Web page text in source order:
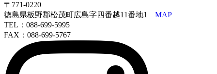
〒771-0220
徳島県板野郡松茂町広島字四番越11番地1 MAP
TEL：088-699-5995
FAX：088-699-5767